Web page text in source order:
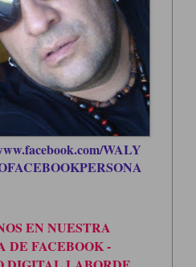
WALY
EN NUESTRA
DE FACEBOOK -